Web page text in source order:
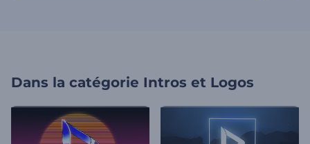
Dans la catégorie Intros et Logos